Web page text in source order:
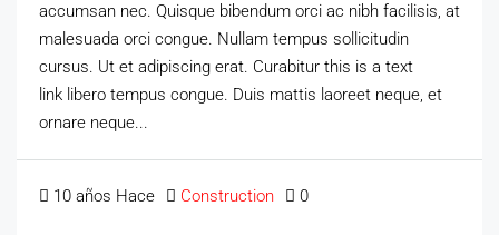
accumsan nec. Quisque bibendum orci ac nibh facilisis, at
malesuada orci congue. Nullam tempus sollicitudin
cursus. Ut et adipiscing erat. Curabitur this is a text
link libero tempus congue. Duis mattis laoreet neque, et
ornare neque...
10 años Hace Construction 0